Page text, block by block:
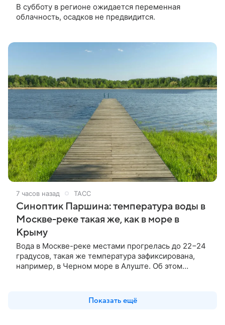
В субботу в регионе ожидается переменная
облачность, осадков не предвидится.
7 часов назад ТАСС
Синоптик Паршина: температура воды в
Москве-реке такая же, как в море в
Крыму
Вода в Москве-реке местами прогрелась до 22−24
градусов, такая же температура зафиксирована,
например, в Черном море в Алуште. Об этом
Показать ещё